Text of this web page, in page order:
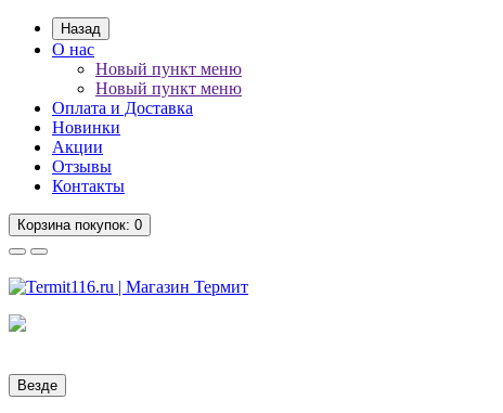
Назад
О нас
Новый пункт меню
Новый пункт меню
Оплата и Доставка
Новинки
Акции
Отзывы
Контакты
Корзинапокупок: 0
Везде